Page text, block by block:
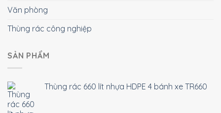
Văn phòng
Thùng rác công nghiệp
SẢN PHẨM
Thùng rác 660 lít nhựa HDPE 4 bánh xe TR660